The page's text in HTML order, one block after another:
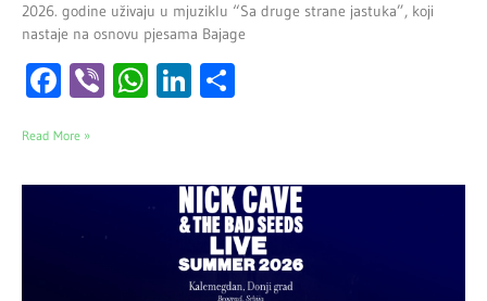
2026. godine uživaju u mjuziklu “Sa druge strane jastuka”, koji
nastaje na osnovu pjesama Bajage
Facebook
ViberWhatsApp
LinkedIn
Read More »